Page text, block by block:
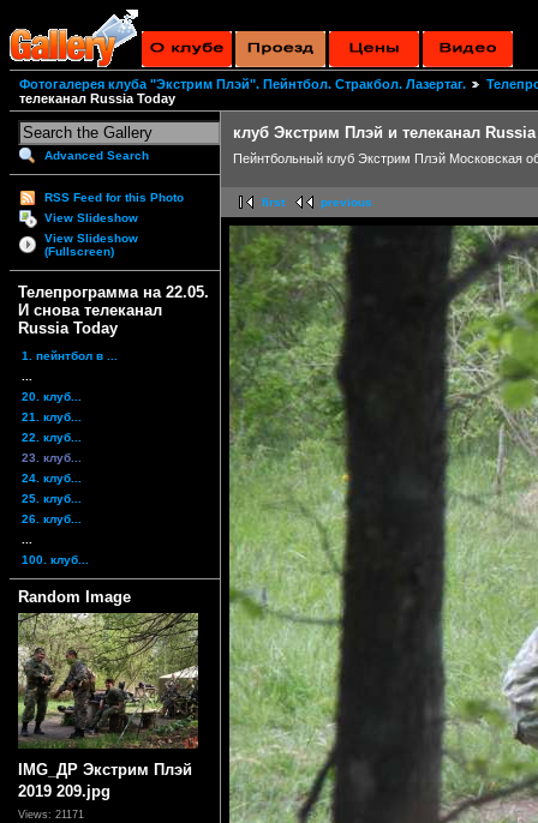
Фотогалерея клуба "Экстрим Плэй". Пейнтбол. Стракбол. Лазертаг.
телеканал Russia Today
Advanced Search
RSS Feed for this Photo
View Slideshow
View Slideshow
(Fullscreen)
Телепрограмма на 22.05.
И снова телеканал
Russia Today
1. пейнтбол в ...
20. клуб...
21. клуб...
22. клуб...
23. клуб...
24. клуб...
25. клуб...
26. клуб...
100. клуб...
Random Image
IMG_ДР Экстрим Плэй
2019 209.jpg
Views: 21171
клуб Экстрим Плэй и телеканал
Пейнтбольный клуб Экстрим Плэй Московская
first previous